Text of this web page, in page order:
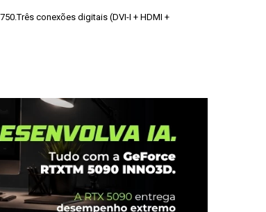
Três conexões digitais (DVI-I + HDMI +